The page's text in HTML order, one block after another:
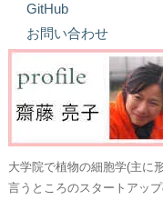
GitHub
お問い合わせ
大学院で植物の細胞学(主に
言うところのスタートアッ